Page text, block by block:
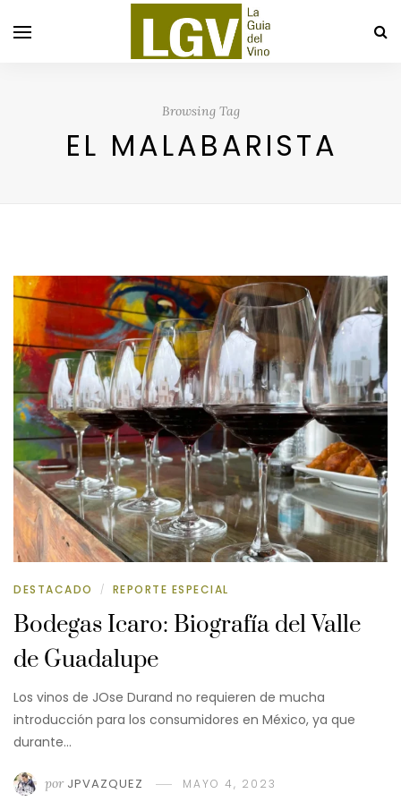
Browsing Tag
EL MALABARISTA
DESTACADO / REPORTE ESPECIAL
Bodegas Icaro: Biografía del Valle
de Guadalupe
Los vinos de JOse Durand no requieren de mucha
introducción para los consumidores en México, ya que
durante…
por JPVAZQUEZ MAYO 4, 2023